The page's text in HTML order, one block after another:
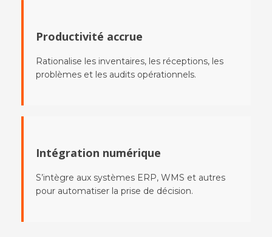
Productivité accrue
Rationalise les inventaires, les réceptions, les
problèmes et les audits opérationnels.
Intégration numérique
S’intègre aux systèmes ERP, WMS et autres
pour automatiser la prise de décision.